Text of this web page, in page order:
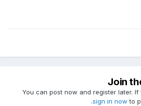
Join
You can post now and register later.
sign in nowto